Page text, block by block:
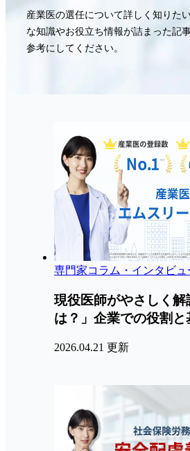
産業医の選任について詳しく知りた
な知識やお役立ち情報が詰まった記
参考にしてください。
専門家コラム・インタビュ
現役医師がやさしく解
は？」企業での役割と
2026.04.21 更新